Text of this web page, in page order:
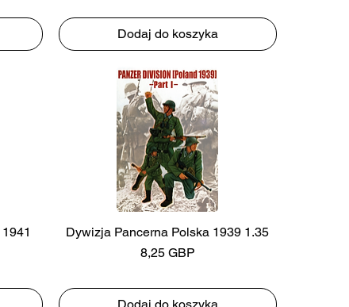
Dodaj do koszyka
Dywizja Pancerna Polska 1939 1.35
Cena
8,25 GBP